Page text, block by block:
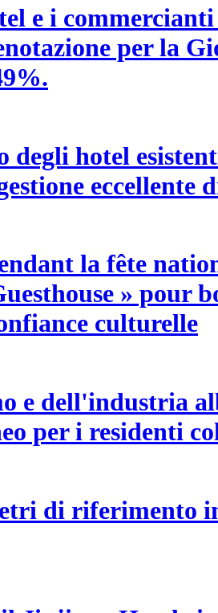
e i
per la
degli hotel
eccellente
la fête
» pour
culturelle
e dell'industria
per i residenti
di riferimento